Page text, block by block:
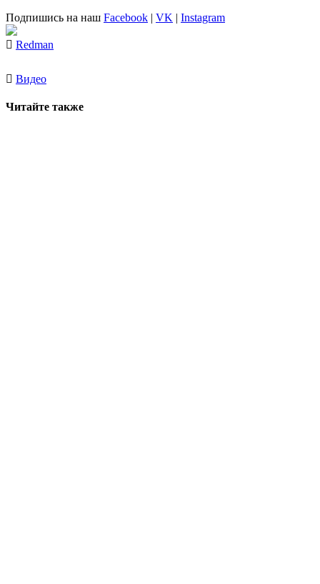
Подпишись на наш Facebook | VK | Instagram
Redman
Видео
Читайте также